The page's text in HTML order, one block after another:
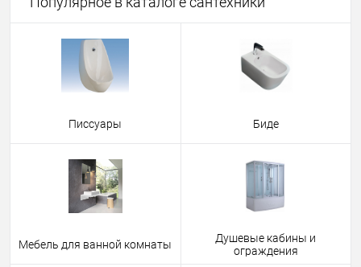
Писсуары Биде
Мебель для ванной комнаты
Душевые кабины и
ограждения